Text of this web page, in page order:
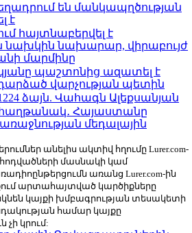
են մանկապղծության
է
հայտնաբերվել է
նախկին նախարար, վիրաբույժ
մարմինը
պաշտոնից ազատել է
վարչության պետին
ձայն. Վահագն Ալեքսանյան
Հայաստանը
մեդալային
անելիս ակտիվ հղումը Lurer.com-
մասնակի կամ
առանց Lurer.com-ին
արտահայտված կարծիքները
կայքի խմբագրության տեսակետի
համար կայքը
կրում: